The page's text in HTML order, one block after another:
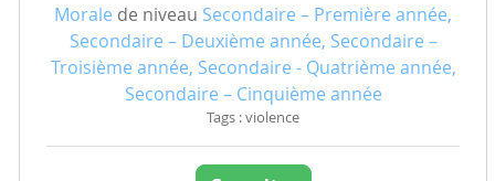
Morale de niveau Secondaire – Première année,
Secondaire – Deuxième année, Secondaire –
Troisième année, Secondaire - Quatrième année,
Secondaire – Cinquième année
Tags : violence